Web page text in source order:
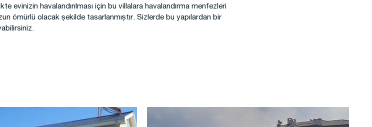
evinizin havalandırılması için bu villalara havalandırma menfezleri
ömürlü olacak şekilde tasarlanmıştır. Sizlerde bu yapılardan bir